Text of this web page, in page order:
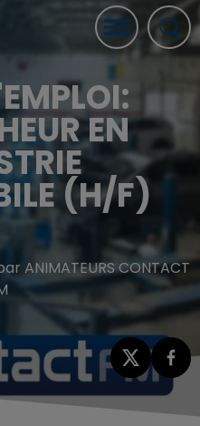
EN
(H/F)
ANIMATEURS CONTACT